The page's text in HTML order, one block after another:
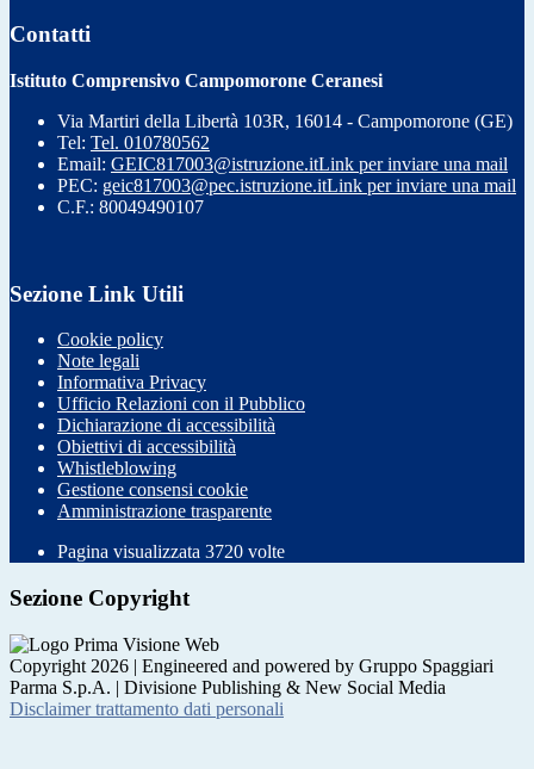
Contatti
Istituto Comprensivo Campomorone Ceranesi
Via Martiri della Libertà 103R, 16014 - Campomorone (GE)
Tel: Tel. 010780562
Email: GEIC817003@istruzione.itLink per inviare una mail
PEC: geic817003@pec.istruzione.itLink per inviare una mail
C.F.: 80049490107
Sezione Link Utili
Cookie policy
Note legali
Informativa Privacy
Ufficio Relazioni con il Pubblico
Dichiarazione di accessibilità
Obiettivi di accessibilità
Whistleblowing
Gestione consensi cookie
Amministrazione trasparente
Pagina visualizzata 3720 volte
Sezione Copyright
Copyright 2026 | Engineered and powered by Gruppo Spaggiari
Parma S.p.A. | Divisione Publishing & New Social Media
Disclaimer trattamento dati personali